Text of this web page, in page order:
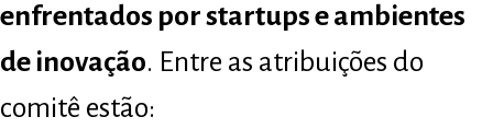
enfrentados por startups e ambientes
de inovação. Entre as atribuições do
comitê estão: